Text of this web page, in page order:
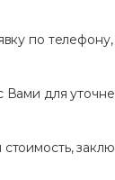
по
Вами для